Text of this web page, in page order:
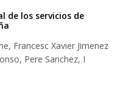
de los servicios de
Francesc Xavier Jimenez
Pere Sanchez, I